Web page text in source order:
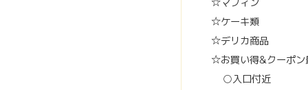
☆マフィン
☆ケーキ類
☆デリカ商品
☆お買い得&クーポン
○入口付近